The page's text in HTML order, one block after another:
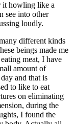
it howling like a
see into other
loudly.
different kinds
beings made me
meat, I have
amount of
and that is
to like to eat
on eliminating
during the
I found the